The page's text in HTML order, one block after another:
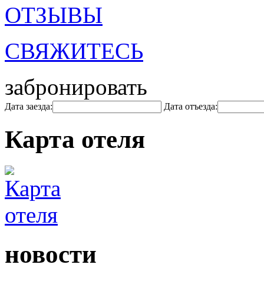
ОТЗЫВЫ
СВЯЖИТЕСЬ
забронировать
Дата заезда: Дата отъезда:
Карта отеля
новости